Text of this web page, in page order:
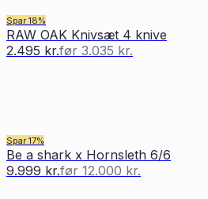
Spar 18%
RAW OAK Knivsæt 4 knive
2.495 kr.før 3.035 kr.
Spar 17%
Be a shark x Hornsleth 6/6
9.999 kr.før 12.000 kr.